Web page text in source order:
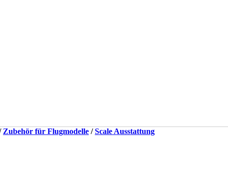
Zubehör für Flugmodelle /Scale Ausstattung